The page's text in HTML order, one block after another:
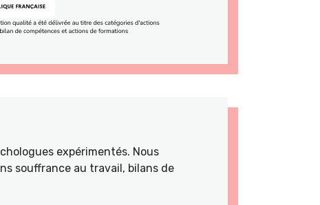
expérimentés. Nous
souffrance au travail, bilans de